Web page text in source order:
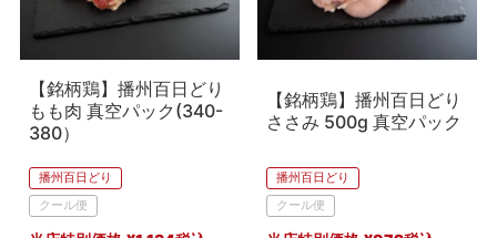
【銘柄鶏】播州百日どり
もも肉 真空パック(340-
380）
播州百日どり
クール便
【銘柄鶏】播州百日どり
ささみ 500g 真空パック
播州百日どり
クール便